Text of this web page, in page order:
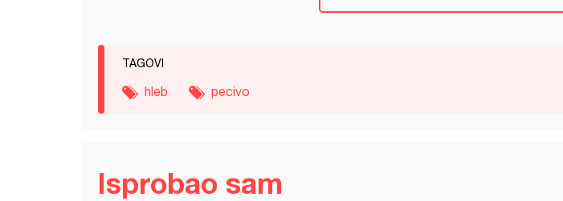
TAGOVI
hleb pecivo
Isprobao sam